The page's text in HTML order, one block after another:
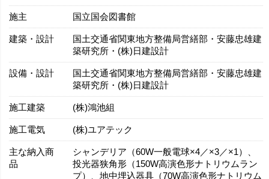
施主 国立国会図書館
建築・設計
国土交通省関東地方整備局営繕部・安藤忠雄建
築研究所・(株)日建設計
設備・設計
国土交通省関東地方整備局営繕部・安藤忠雄建
築研究所・(株)日建設計
施工建築 (株)鴻池組
施工電気 (株)ユアテック
主な納入商
品
シャンデリア（60W一般電球×4／×3／×1）、
投光器狭角形（150W高演色形ナトリウムラン
プ）、地中埋込器具（70W高演色形ナトリウム